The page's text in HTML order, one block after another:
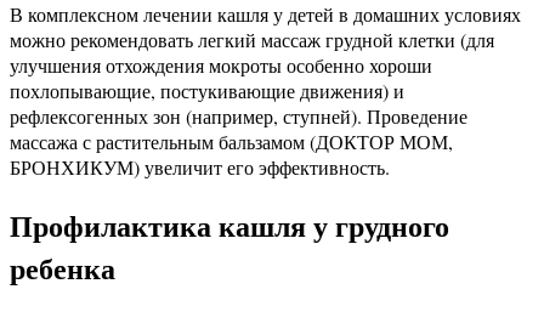
В комплексном лечении кашля у детей в домашних условиях
можно рекомендовать легкий массаж грудной клетки (для
улучшения отхождения мокроты особенно хороши
похлопывающие, постукивающие движения) и
рефлексогенных зон (например, ступней). Проведение
массажа с растительным бальзамом (ДОКТОР МОМ,
БРОНХИКУМ) увеличит его эффективность.
Профилактика кашля у грудного
ребенка